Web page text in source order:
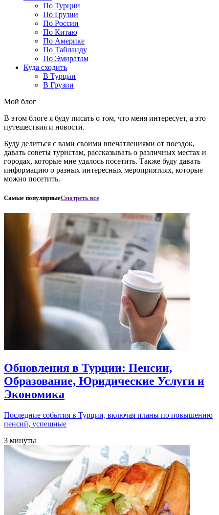
По Турции
По Грузии
По России
По Китаю
По Америке
По Тайланду
По Эмиратам
Куда сходить
В Турции
В Грузии
Мой блог
В этом блоге я буду писать о том, что меня интересует, а это
путешествия и новости.
Буду делиться с вами своими впечатлениями от поездок,
давать советы туристам, рассказывать о различных местах и
городах, которые мне удалось посетить. Также буду давать
информацию о разных интересных мероприятиях, которые
можно посетить.
Самые популярныеСмотреть все
Обновления в Турции: Пенсии,
Образование, Юридические Услуги и
Экономика
Последние события в Турции, включая планы по повышению
пенсий, успешные
3 минуты